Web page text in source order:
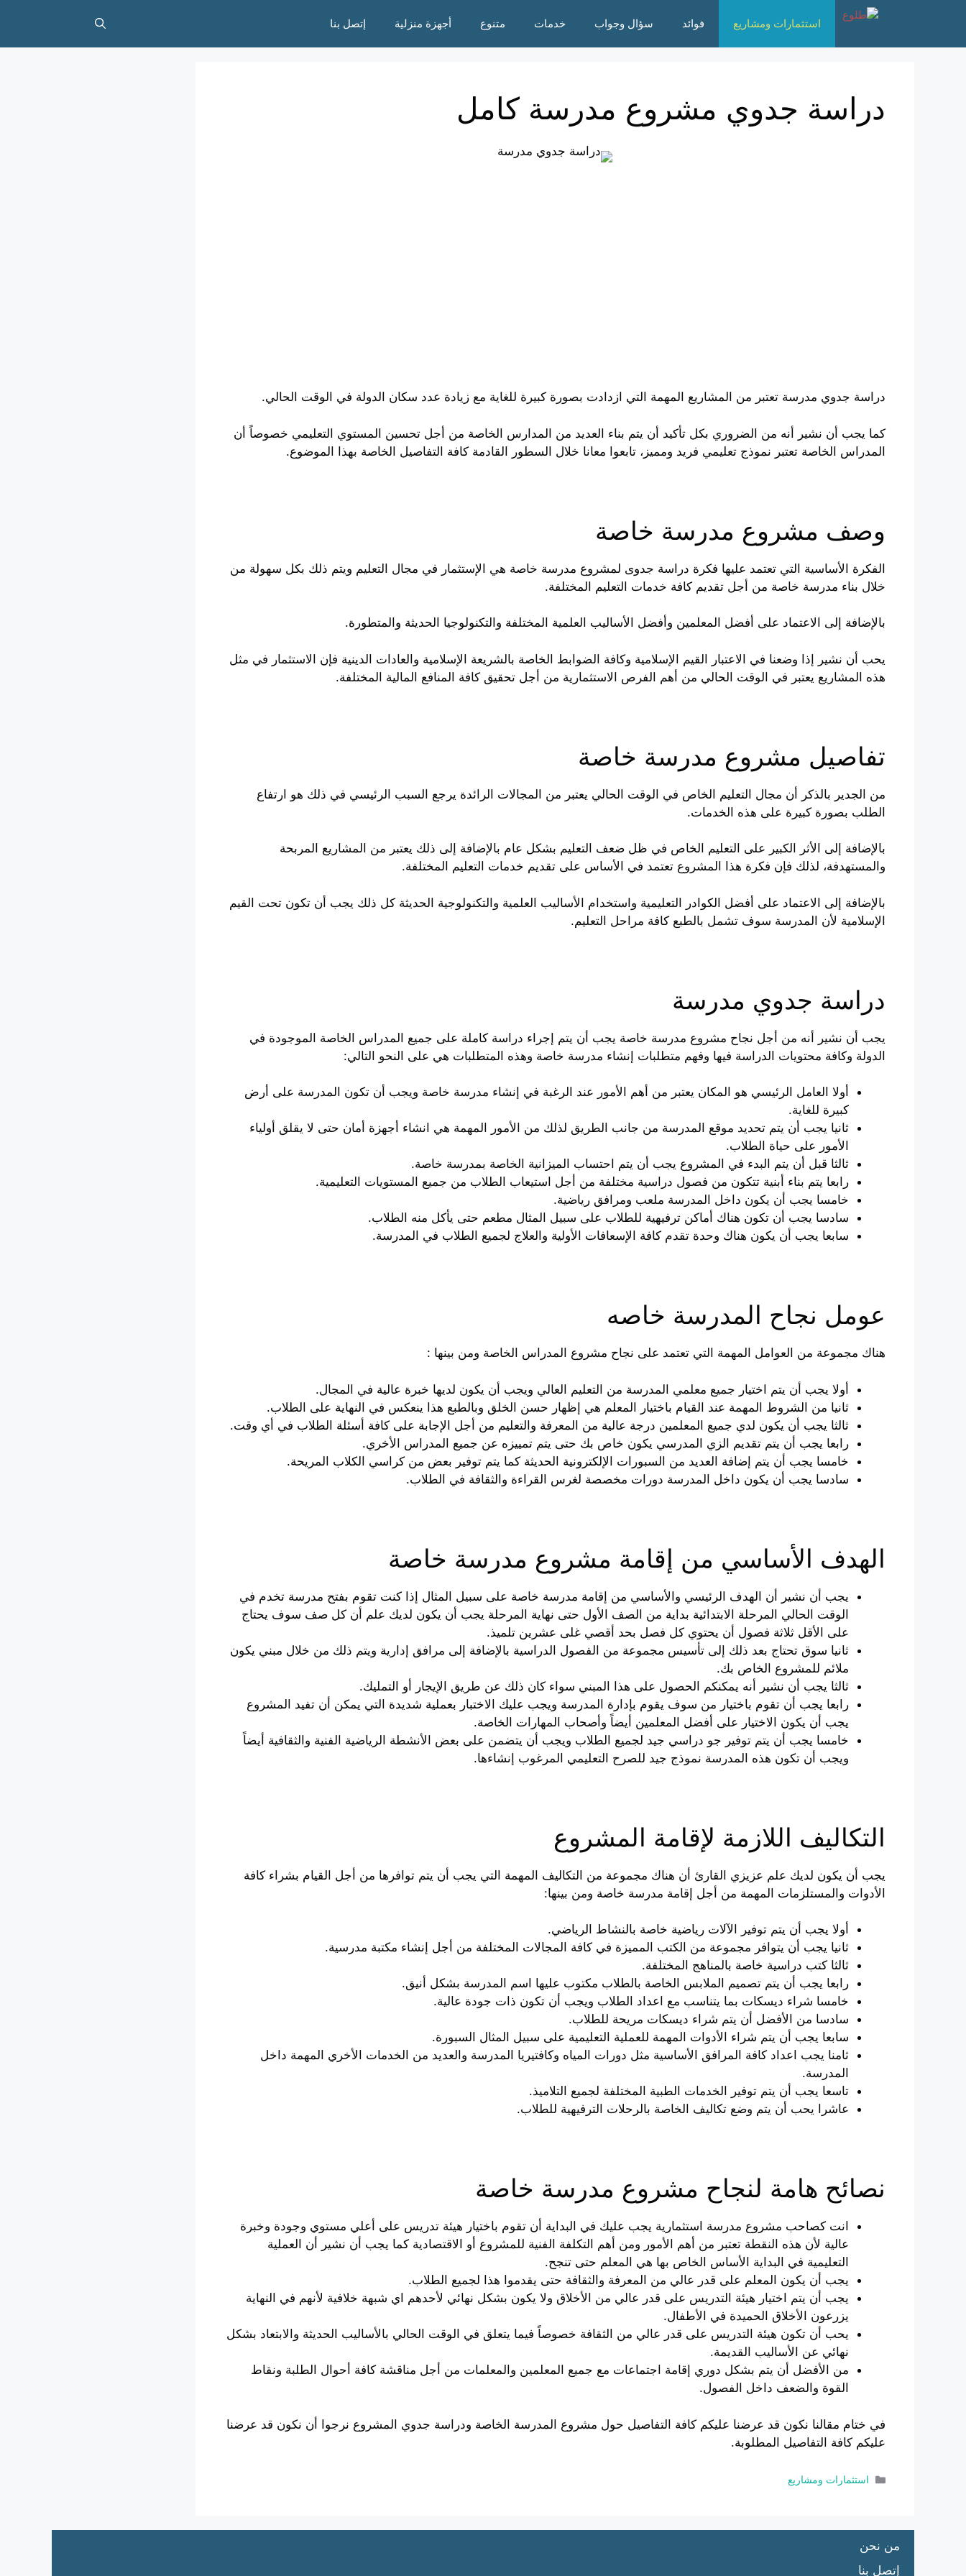
المحتوى
استثمارات ومشاريع فوائد سؤال وجواب خدمات متنوع أجهزة منزلية إتصل بنا
دراسة جدوي مشروع مدرسة كامل
دراسة جدوي مدرسة تعتبر من المشاريع المهمة التي ازدادت بصورة كبيرة للغاية مع زيادة عدد سكان الدولة في الوقت الحالي.
كما يجب أن نشير أنه من الضروري بكل تأكيد أن يتم بناء العديد من المدارس الخاصة من أجل تحسين المستوي التعليمي خصوصاً أن
المدراس الخاصة تعتبر نموذج تعليمي فريد ومميز، تابعوا معانا خلال السطور القادمة كافة التفاصيل الخاصة بهذا الموضوع.
وصف مشروع مدرسة خاصة
الفكرة الأساسية التي تعتمد عليها فكرة دراسة جدوى لمشروع مدرسة خاصة هي الإستثمار في مجال التعليم ويتم ذلك بكل سهولة من
خلال بناء مدرسة خاصة من أجل تقديم كافة خدمات التعليم المختلفة.
بالإضافة إلى الاعتماد على أفضل المعلمين وأفضل الأساليب العلمية المختلفة والتكنولوجيا الحديثة والمتطورة.
يحب أن نشير إذا وضعنا في الاعتبار القيم الإسلامية وكافة الضوابط الخاصة بالشريعة الإسلامية والعادات الدينية فإن الاستثمار في مثل
هذه المشاريع يعتبر في الوقت الحالي من أهم الفرص الاستثمارية من أجل تحقيق كافة المنافع المالية المختلفة.
تفاصيل مشروع مدرسة خاصة
من الجدير بالذكر أن مجال التعليم الخاص في الوقت الحالي يعتبر من المجالات الرائدة يرجع السبب الرئيسي في ذلك هو ارتفاع
الطلب بصورة كبيرة على هذه الخدمات.
بالإضافة إلى الأثر الكبير على التعليم الخاص في ظل ضعف التعليم بشكل عام بالإضافة إلى ذلك يعتبر من المشاريع المربحة
والمستهدفة، لذلك فإن فكرة هذا المشروع تعتمد في الأساس على تقديم خدمات التعليم المختلفة.
بالإضافة إلى الاعتماد على أفضل الكوادر التعليمية واستخدام الأساليب العلمية والتكنولوجية الحديثة كل ذلك يجب أن تكون تحت القيم
الإسلامية لأن المدرسة سوف تشمل بالطبع كافة مراحل التعليم.
دراسة جدوي مدرسة
يجب أن نشير أنه من أجل نجاح مشروع مدرسة خاصة يجب أن يتم إجراء دراسة كاملة على جميع المدراس الخاصة الموجودة في
الدولة وكافة محتويات الدراسة فيها وفهم متطلبات إنشاء مدرسة خاصة وهذه المتطلبات هي على النحو التالي:
أولا العامل الرئيسي هو المكان يعتبر من أهم الأمور عند الرغبة في إنشاء مدرسة خاصة ويجب أن تكون المدرسة على أرض
كبيرة للغاية.
ثانيا يجب أن يتم تحديد موقع المدرسة من جانب الطريق لذلك من الأمور المهمة هي انشاء أجهزة أمان حتى لا يقلق أولياء
الأمور على حياة الطلاب.
ثالثا قبل أن يتم البدء في المشروع يجب أن يتم احتساب الميزانية الخاصة بمدرسة خاصة.
رابعا يتم بناء أبنية تتكون من فصول دراسية مختلفة من أجل استيعاب الطلاب من جميع المستويات التعليمية.
خامسا يجب أن يكون داخل المدرسة ملعب ومرافق رياضية.
سادسا يجب أن تكون هناك أماكن ترفيهية للطلاب على سبيل المثال مطعم حتى يأكل منه الطلاب.
سابعا يجب أن يكون هناك وحدة تقدم كافة الإسعافات الأولية والعلاج لجميع الطلاب في المدرسة.
عومل نجاح المدرسة خاصه
هناك مجموعة من العوامل المهمة التي تعتمد على نجاح مشروع المدراس الخاصة ومن بينها :
أولا يجب أن يتم اختيار جميع معلمي المدرسة من التعليم العالي ويجب أن يكون لديها خبرة عالية في المجال.
ثانيا من الشروط المهمة عند القيام باختيار المعلم هي إظهار حسن الخلق وبالطبع هذا ينعكس في النهاية على الطلاب.
ثالثا يجب أن يكون لدي جميع المعلمين درجة عالية من المعرفة والتعليم من أجل الإجابة على كافة أسئلة الطلاب في أي وقت.
رابعا يجب أن يتم تقديم الزي المدرسي يكون خاص بك حتى يتم تمييزه عن جميع المدراس الأخري.
خامسا يجب أن يتم إضافة العديد من السبورات الإلكترونية الحديثة كما يتم توفير بعض من كراسي الكلاب المريحة.
سادسا يجب أن يكون داخل المدرسة دورات مخصصة لغرس القراءة والثقافة في الطلاب.
الهدف الأساسي من إقامة مشروع مدرسة خاصة
يجب أن نشير أن الهدف الرئيسي والأساسي من إقامة مدرسة خاصة على سبيل المثال إذا كنت تقوم بفتح مدرسة تخدم في
الوقت الحالي المرحلة الابتدائية بداية من الصف الأول حتى نهاية المرحلة يجب أن يكون لديك علم أن كل صف سوف يحتاج
على الأقل ثلاثة فصول أن يحتوي كل فصل بحد أقصي غلى عشرين تلميذ.
ثانيا سوق تحتاج بعد ذلك إلى تأسيس مجموعة من الفصول الدراسية بالإضافة إلى مرافق إدارية ويتم ذلك من خلال مبني يكون
ملائم للمشروع الخاص بك.
ثالثا يجب أن نشير أنه يمكنكم الحصول على هذا المبني سواء كان ذلك عن طريق الإيجار أو التمليك.
رابعا يجب أن تقوم باختيار من سوف يقوم بإدارة المدرسة ويجب عليك الاختبار بعملية شديدة التي يمكن أن تفيد المشروع
يجب أن يكون الاختيار على أفضل المعلمين أيضاً وأصحاب المهارات الخاصة.
خامسا يجب أن يتم توفير جو دراسي جيد لجميع الطلاب ويجب أن يتضمن على بعض الأنشطة الرياضية الفنية والثقافية أيضاً
ويجب أن تكون هذه المدرسة نموذج جيد للصرح التعليمي المرغوب إنشاءها.
التكاليف اللازمة لإقامة المشروع
يجب أن يكون لديك علم عزيزي القارئ أن هناك مجموعة من التكاليف المهمة التي يجب أن يتم توافرها من أجل القيام بشراء كافة
الأدوات والمستلزمات المهمة من أجل إقامة مدرسة خاصة ومن بينها:
أولا يجب أن يتم توفير الآلات رياضية خاصة بالنشاط الرياضي.
ثانيا يجب أن يتوافر مجموعة من الكتب المميزة في كافة المجالات المختلفة من أجل إنشاء مكتبة مدرسية.
ثالثا كتب دراسية خاصة بالمناهج المختلفة.
رابعا يجب أن يتم تصميم الملابس الخاصة بالطلاب مكتوب عليها اسم المدرسة بشكل أنيق.
خامسا شراء ديسكات بما يتناسب مع اعداد الطلاب ويجب أن تكون ذات جودة عالية.
سادسا من الأفضل أن يتم شراء ديسكات مريحة للطلاب.
سابعا يجب أن يتم شراء الأدوات المهمة للعملية التعليمية على سبيل المثال السبورة.
ثامنا يجب اعداد كافة المرافق الأساسية مثل دورات المياه وكافتيريا المدرسة والعديد من الخدمات الأخري المهمة داخل
المدرسة.
تاسعا يجب أن يتم توفير الخدمات الطبية المختلفة لجميع التلاميذ.
عاشرا يحب أن يتم وضع تكاليف الخاصة بالرحلات الترفيهية للطلاب.
نصائح هامة لنجاح مشروع مدرسة خاصة
انت كصاحب مشروع مدرسة استثمارية يجب عليك في البداية أن تقوم باختيار هيئة تدريس على أعلي مستوي وجودة وخبرة
عالية لأن هذه النقطة تعتبر من أهم الأمور ومن أهم التكلفة الفنية للمشروع أو الاقتصادية كما يجب أن نشير أن العملية
التعليمية في البداية الأساس الخاص بها هي المعلم حتى تنجح.
يجب أن يكون المعلم على قدر عالي من المعرفة والثقافة حتى يقدموا هذا لجميع الطلاب.
يجب أن يتم اختيار هيئة التدريس على قدر عالي من الأخلاق ولا يكون بشكل نهائي لأحدهم اي شبهة خلافية لأنهم في النهاية
يزرعون الأخلاق الحميدة في الأطفال.
يحب أن تكون هيئة التدريس على قدر عالي من الثقافة خصوصاً فيما يتعلق في الوقت الحالي بالأساليب الحديثة والابتعاد بشكل
نهائي عن الأساليب القديمة.
من الأفضل أن يتم بشكل دوري إقامة اجتماعات مع جميع المعلمين والمعلمات من أجل مناقشة كافة أحوال الطلبة ونقاط
القوة والضعف داخل الفصول.
في ختام مقالنا نكون قد عرضنا عليكم كافة التفاصيل حول مشروع المدرسة الخاصة ودراسة جدوي المشروع نرجوا أن نكون قد عرضنا
عليكم كافة التفاصيل المطلوبة.
التصنيفات
استثمارات ومشاريع
من نحن
إتصل بنا